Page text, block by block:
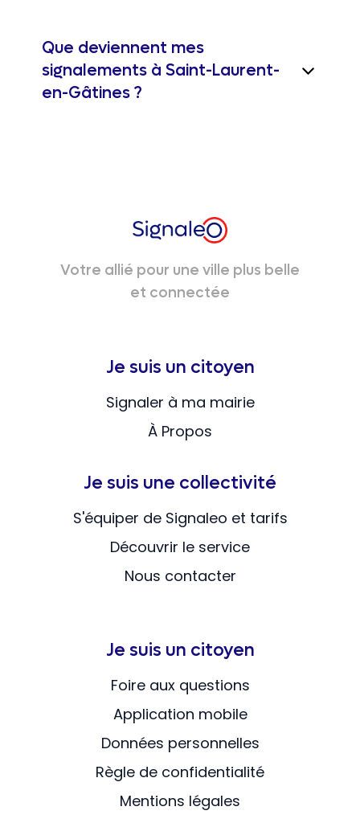
Que deviennent mes
signalements à Saint-Laurent-
en-Gâtines ?
Votre allié pour une ville plus belle
et connectée
Je suis un citoyen
Signaler à ma mairie
À Propos
Je suis une collectivité
S'équiper de Signaleo et tarifs
Découvrir le service
Nous contacter
Je suis un citoyen
Foire aux questions
Application mobile
Données personnelles
Règle de confidentialité
Mentions légales